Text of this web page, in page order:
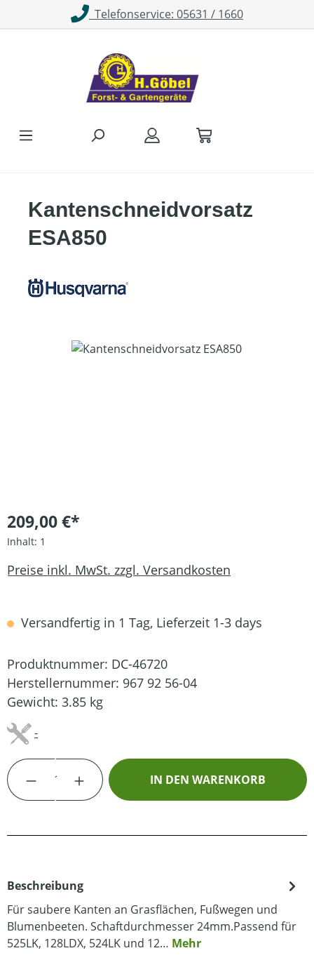
Zum Hauptinhalt springenTelefonservice: 05631 / 1660
Kantenschneidvorsatz
ESA850
Bildergalerie überspringen
209,00 €*
Inhalt: 1
Preise inkl. MwSt. zzgl. Versandkosten
Versandfertig in 1 Tag, Lieferzeit 1-3 days
Produktnummer: DC-46720
Herstellernummer: 967 92 56-04
Gewicht: 3.85 kg
-
Produkt Anzahl: Gib den gewünschten
IN DEN WARENKORB
Beschreibung
Für saubere Kanten an Grasflächen, Fußwegen und
Blumenbeeten. Schaftdurchmesser 24mm.Passend für
525LK, 128LDX, 524LK und 12… Mehr